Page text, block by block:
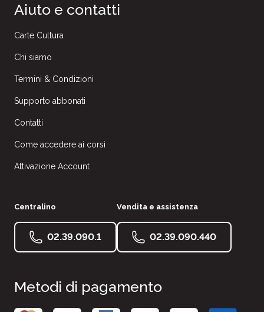
Aiuto e contatti
Carte Cultura
Chi siamo
Termini & Condizioni
Supporto abbonati
Contatti
Come accedere ai corsi
Attivazione Account
Centralino
02.39.090.1
Vendita e assistenza
02.39.090.440
Metodi di pagamento